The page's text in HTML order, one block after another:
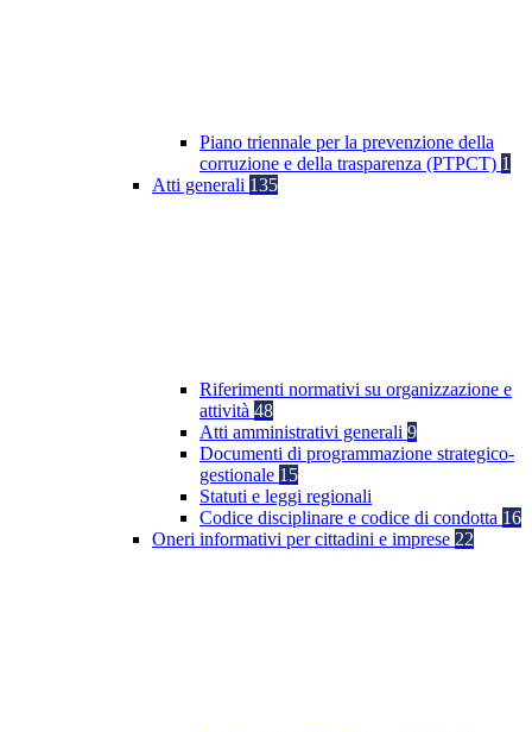
Piano triennale per la prevenzione della
corruzione e della trasparenza (PTPCT) 1
Atti generali 135
Riferimenti normativi su organizzazione e
attività 48
Atti amministrativi generali 9
Documenti di programmazione strategico-
gestionale 15
Statuti e leggi regionali
Codice disciplinare e codice di condotta 16
Oneri informativi per cittadini e imprese 22